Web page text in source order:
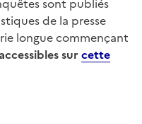
de la presse
longue commençant
sur cette